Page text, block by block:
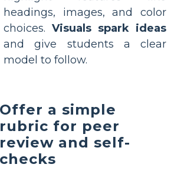
headings, images, and color
choices. Visuals spark ideas
and give students a clear
model to follow.
Offer a simple
rubric for peer
review and self-
checks